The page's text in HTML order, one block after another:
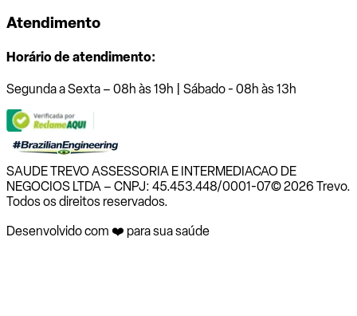
Atendimento
Horário de atendimento:
Segunda a Sexta – 08h às 19h | Sábado - 08h às 13h
SAUDE TREVO ASSESSORIA E INTERMEDIACAO DE
NEGOCIOS LTDA – CNPJ: 45.453.448/0001-07© 2026 Trevo.
Todos os direitos reservados.
Desenvolvido com ❤️ para sua saúde